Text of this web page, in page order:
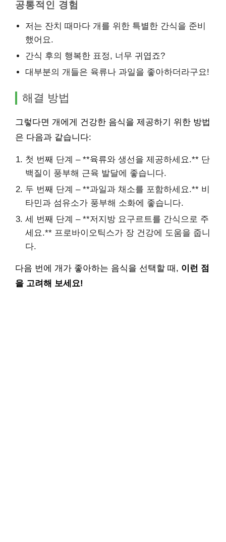
공통적인 경험
저는 잔치 때마다 개를 위한 특별한 간식을 준비
했어요.
간식 후의 행복한 표정, 너무 귀엽죠?
대부분의 개들은 육류나 과일을 좋아하더라구요!
해결 방법
그렇다면 개에게 건강한 음식을 제공하기 위한 방법
은 다음과 같습니다:
첫 번째 단계 – **육류와 생선을 제공하세요.** 단
백질이 풍부해 근육 발달에 좋습니다.
두 번째 단계 – **과일과 채소를 포함하세요.** 비
타민과 섬유소가 풍부해 소화에 좋습니다.
세 번째 단계 – **저지방 요구르트를 간식으로 주
세요.** 프로바이오틱스가 장 건강에 도움을 줍니
다.
다음 번에 개가 좋아하는 음식을 선택할 때, 이런 점
을 고려해 보세요!